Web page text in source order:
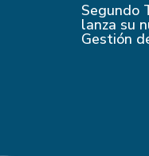
Segundo
lanza su
Gestión